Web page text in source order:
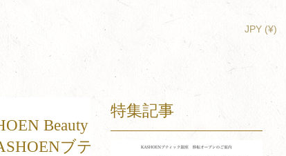
JPY (¥)
Beauty
ブテ
特集記事